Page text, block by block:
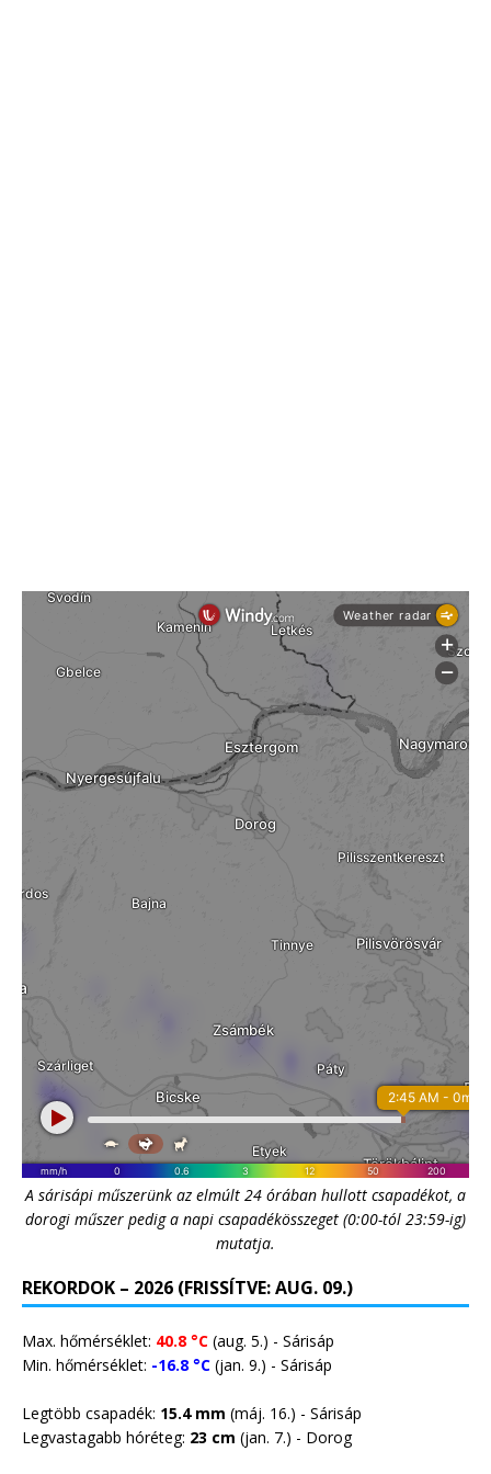
A sárisápi műszerünk az elmúlt 24 órában hullott csapadékot, a
dorogi műszer pedig a napi csapadékösszeget (0:00-tól 23:59-ig)
mutatja.
REKORDOK – 2026 (FRISSÍTVE: AUG. 09.)
Max. hőmérséklet: 40.8 °C (aug. 5.) - Sárisáp
Min. hőmérséklet: -16.8 °C (jan. 9.) - Sárisáp
Legtöbb csapadék: 15.4 mm (máj. 16.) - Sárisáp
Legvastagabb hóréteg: 23 cm (jan. 7.) - Dorog